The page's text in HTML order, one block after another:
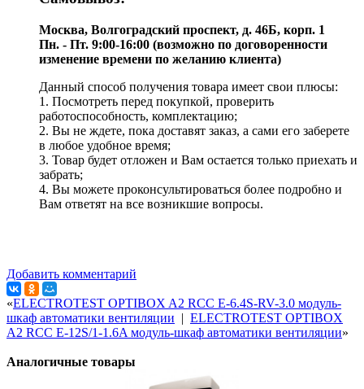
Москва, Волгоградский проспект, д. 46Б, корп. 1
Пн. - Пт. 9:00-16:00 (возможно по договоренности
изменение времени по желанию клиента)
Данный способ получения товара имеет свои плюсы:
1. Посмотреть перед покупкой, проверить
работоспособность, комплектацию;
2. Вы не ждете, пока доставят заказ, а сами его заберете
в любое удобное время;
3. Товар будет отложен и Вам остается только приехать и
забрать;
4. Вы можете проконсультироваться более подробно и
Вам ответят на все возникшие вопросы.
Добавить комментарий
«ELECTROTEST OPTIBOX A2 RCC E-6.4S-RV-3.0 модуль-
шкаф автоматики вентиляции | ELECTROTEST OPTIBOX
A2 RCC E-12S/1-1.6A модуль-шкаф автоматики вентиляции»
Аналогичные товары